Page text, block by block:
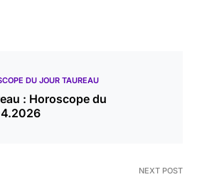
DU JOUR TAUREAU
: Horoscope du
NEXT POST